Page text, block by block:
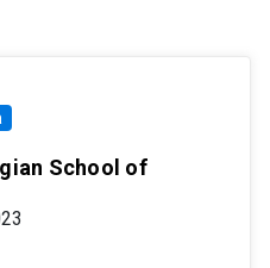
School of